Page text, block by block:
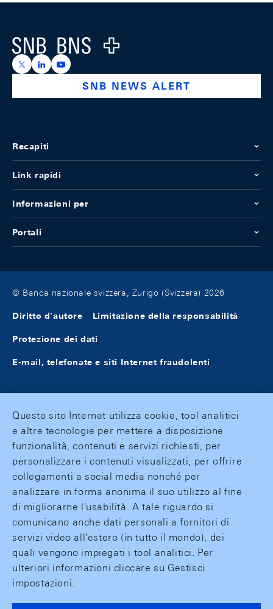
Logo
https://x.com/snb_bns
https://ch.linkedin.com/company/swiss-national-
https://www.youtube.com/@swissnationalbank
SNB NEWS ALERT
Recapiti
Link rapidi
Informazioni per
Portali
© Banca nazionale svizzera, Zurigo (Svizzera) 2026
Diritto d'autore Limitazione della responsabilità
Protezione dei dati
E-mail, telefonate e siti Internet fraudolenti
Questo sito Internet utilizza cookie, tool analitici
e altre tecnologie per mettere a disposizione
funzionalità, contenuti e servizi richiesti, per
personalizzare i contenuti visualizzati, per offrire
collegamenti a social media nonché per
analizzare in forma anonima il suo utilizzo al fine
di migliorarne l'usabilità. A tale riguardo si
comunicano anche dati personali a fornitori di
servizi video all'estero (in tutto il mondo), dei
quali vengono impiegati i tool analitici. Per
ulteriori informazioni cliccare su Gestisci
impostazioni.